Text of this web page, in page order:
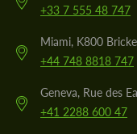
+33 7 555 48 747
Miami, K800
+44 748 8818 747
Geneva, Rue des
+41 2288 600 47